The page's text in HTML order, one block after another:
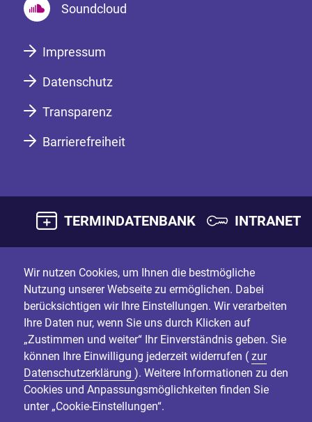
Soundcloud
Impressum
Datenschutz
Transparenz
Barrierefreiheit
TERMINDATENBANK INTRANET
Wir nutzen Cookies, um Ihnen die bestmögliche
Nutzung unserer Webseite zu ermöglichen. Dabei
berücksichtigen wir Ihre Einstellungen. Wir verarbeiten
Ihre Daten nur, wenn Sie uns durch Klicken auf
„Zustimmen und weiter“ Ihr Einverständnis geben. Sie
können Ihre Einwilligung jederzeit widerrufen ( zur
Datenschutzerklärung ). Weitere Informationen zu den
Cookies und Anpassungsmöglichkeiten finden Sie
unter „Cookie-Einstellungen“.